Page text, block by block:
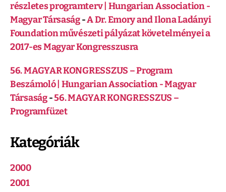
részletes programterv | Hungarian Association -
Magyar Társaság-A Dr. Emory and Ilona Ladányi
Foundation művészeti pályázat követelményei a
2017-es Magyar Kongresszusra
56. MAGYAR KONGRESSZUS – Program
Beszámoló | Hungarian Association - Magyar
Társaság-56. MAGYAR KONGRESSZUS –
Programfüzet
Kategóriák
2000
2001